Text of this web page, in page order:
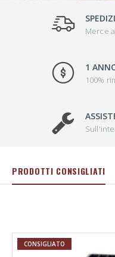
Merce
1
100%
PRODOTTI CONSIGLIATI
CONSIGLIATO